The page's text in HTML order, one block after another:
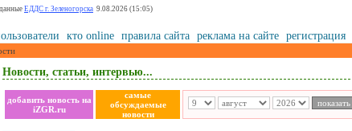
данные ЕДДС г. Зеленогорска 9.08.2026 (15:05)
кто online правила сайта реклама на сайте регистрация
Новости, статьи, интервью...
добавить новость на
iZGR.ru
самые
обсуждаемые
новости